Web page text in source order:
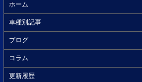
ホーム
車種別記事
ブログ
コラム
更新履歴